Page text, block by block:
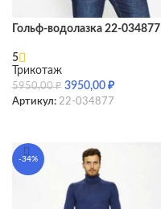
Гольф-водолазка 22-034877
5
Трикотаж
5950,00₽ 3950,00 ₽
Артикул: 22-034877
-34%